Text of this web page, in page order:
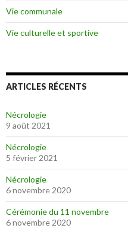
Vie communale
Vie culturelle et sportive
ARTICLES RÉCENTS
Nécrologie
9 août 2021
Nécrologie
5 février 2021
Nécrologie
6 novembre 2020
Cérémonie du 11 novembre
6 novembre 2020